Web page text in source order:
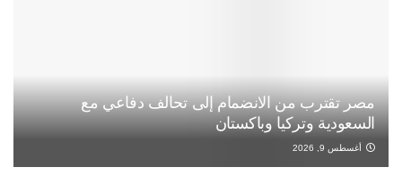
مصر تقترب من الانضمام إلى تحالف دفاعي مع
السعودية وتركيا وباكستان
أغسطس 9, 2026